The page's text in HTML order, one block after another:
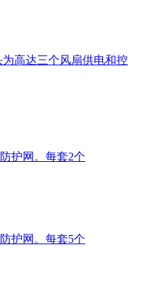
高达三个风扇供电和控
护网。每套2个
护网。每套5个